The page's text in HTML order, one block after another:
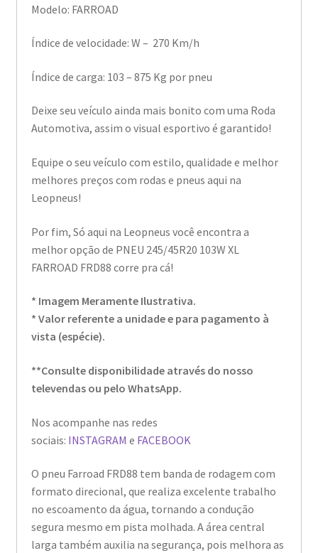
Modelo: FARROAD
Índice de velocidade: W – 270 Km/h
Índice de carga: 103 – 875 Kg por pneu
Deixe seu veículo ainda mais bonito com uma Roda
Automotiva, assim o visual esportivo é garantido!
Equipe o seu veículo com estilo, qualidade e melhor
melhores preços com rodas e pneus aqui na
Leopneus!
Por fim, Só aqui na Leopneus você encontra a
melhor opção de PNEU 245/45R20 103W XL
FARROAD FRD88 corre pra cá!
* Imagem Meramente Ilustrativa.
* Valor referente a unidade e para pagamento à
vista (espécie).
**Consulte disponibilidade através do nosso
televendas ou pelo WhatsApp.
Nos acompanhe nas redes
sociais: INSTAGRAM e FACEBOOK
O pneu Farroad FRD88 tem banda de rodagem com
formato direcional, que realiza excelente trabalho
no escoamento da água, tornando a condução
segura mesmo em pista molhada. A área central
larga também auxilia na segurança, pois melhora as